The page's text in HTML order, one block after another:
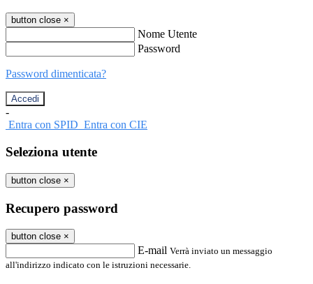
button close ×
Nome Utente
Password
Password dimenticata?
-
Entra con SPID Entra con CIE
Seleziona utente
button close ×
Recupero password
button close ×
E-mail Verrà inviato un messaggio
all'indirizzo indicato con le istruzioni necessarie.